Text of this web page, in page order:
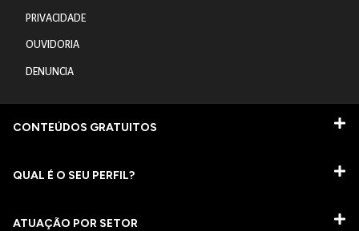
PRIVACIDADE
OUVIDORIA
DENUNCIA
CONTEÚDOS GRATUITOS
QUAL É O SEU PERFIL?
ATUAÇÃO POR SETOR